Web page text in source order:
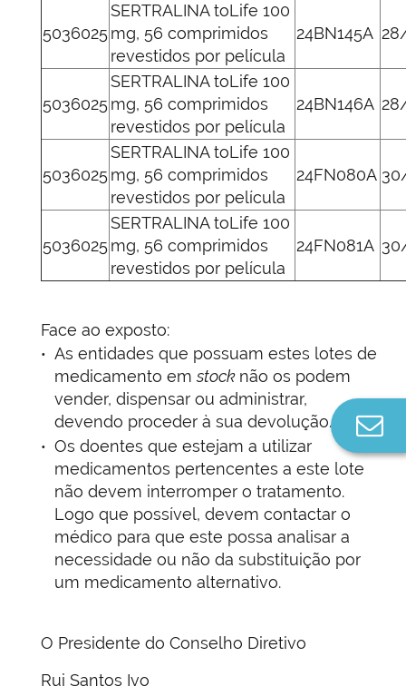
5036025
SERTRALINA toLife 100
mg, 56 comprimidos
revestidos por película
24BN145A
5036025
SERTRALINA toLife 100
mg, 56 comprimidos
revestidos por película
24BN146A
5036025
SERTRALINA toLife 100
mg, 56 comprimidos
revestidos por película
24FN080A
5036025
SERTRALINA toLife 100
mg, 56 comprimidos
revestidos por película
24FN081A
Face ao exposto:
As entidades que possuam estes lotes de
medicamento emstock não os podem
vender, dispensar ou administrar,
devendo proceder à sua devolução.
Os doentes que estejam a utilizar
medicamentos pertencentes a este lote
não devem interromper o tratamento.
Logo que possível, devem contactar o
médico para que este possa analisar a
necessidade ou não da substituição por
um medicamento alternativo.
O Presidente do Conselho Diretivo
Rui Santos Ivo